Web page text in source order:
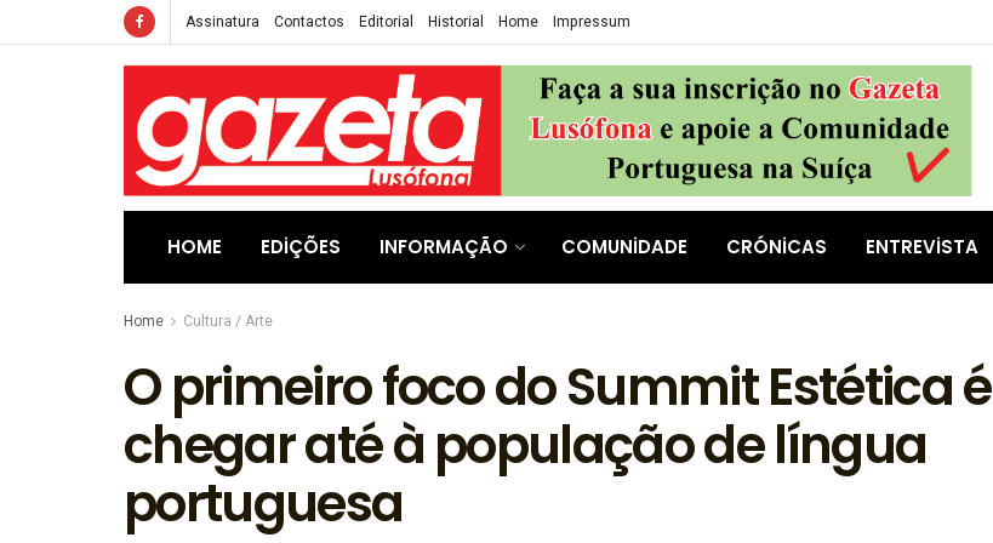
Assinatura Contactos Editorial Historial Home Impressum
HOME EDIÇÕES INFORMAÇÃO COMUNIDADE CRÓNICAS ENTREVISTA
Home Cultura / Arte
O primeiro foco do Summit Estética é
chegar até à população de língua
portuguesa